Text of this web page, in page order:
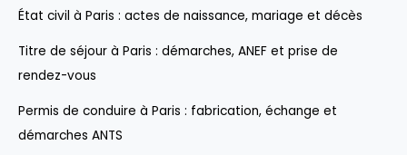
État civil à Paris : actes de naissance, mariage et décès
Titre de séjour à Paris : démarches, ANEF et prise de
rendez-vous
Permis de conduire à Paris : fabrication, échange et
démarches ANTS